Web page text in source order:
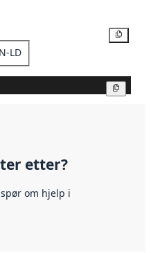
LD
etter?
om hjelp i